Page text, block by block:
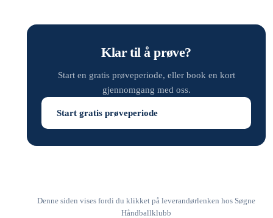
Klar til å prøve?
Start en gratis prøveperiode, eller book en kort
gjennomgang med oss.
Start gratis prøveperiode
Denne siden vises fordi du klikket på leverandørlenken hos Søgne
Håndballklubb